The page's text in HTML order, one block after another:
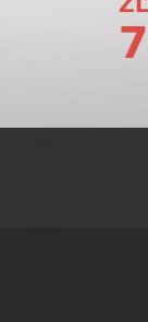
zorník
zorník a tým
zlepšuje